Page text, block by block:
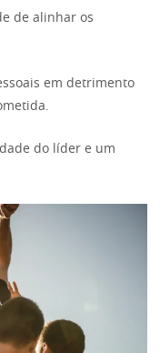
de alinhar os
em detrimento
do líder e um